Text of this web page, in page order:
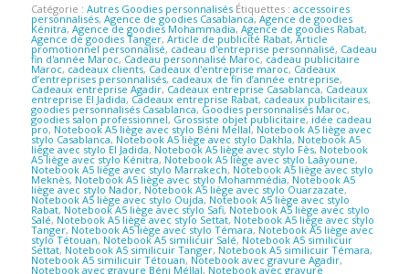
Catégorie : Autres Goodies personnalisés Étiquettes : accessoires
personnalisés, Agence de goodies Casablanca, Agence de goodies
Kénitra, Agence de goodies Mohammadia, Agence de goodies Rabat,
Agence de goodies Tanger, Article de publicité Rabat, Article
promotionnel personnalisé, cadeau d'entreprise personnalisé, Cadeau
fin d'année Maroc, Cadeau personnalisé Maroc, cadeau publicitaire
Maroc, cadeaux clients, Cadeaux d'entreprise maroc, Cadeaux
d’entreprises personnalisés, cadeaux de fin d’année entreprise,
Cadeaux entreprise Agadir, Cadeaux entreprise Casablanca, Cadeaux
entreprise El Jadida, Cadeaux entreprise Rabat, cadeaux publicitaires,
goodies personnalisés Casablanca, Goodies personnalisés Maroc,
goodies salon professionnel, Grossiste objet publicitaire, idée cadeau
pro, Notebook A5 liège avec stylo Béni Mellal, Notebook A5 liège avec
stylo Casablanca, Notebook A5 liège avec stylo Dakhla, Notebook A5
liège avec stylo El Jadida, Notebook A5 liège avec stylo Fès, Notebook
A5 liège avec stylo Kénitra, Notebook A5 liège avec stylo Laâyoune,
Notebook A5 liège avec stylo Marrakech, Notebook A5 liège avec stylo
Meknès, Notebook A5 liège avec stylo Mohammédia, Notebook A5
liège avec stylo Nador, Notebook A5 liège avec stylo Ouarzazate,
Notebook A5 liège avec stylo Oujda, Notebook A5 liège avec stylo
Rabat, Notebook A5 liège avec stylo Safi, Notebook A5 liège avec stylo
Salé, Notebook A5 liège avec stylo Settat, Notebook A5 liège avec stylo
Tanger, Notebook A5 liège avec stylo Témara, Notebook A5 liège avec
stylo Tétouan, Notebook A5 similicuir Salé, Notebook A5 similicuir
Settat, Notebook A5 similicuir Tanger, Notebook A5 similicuir Témara,
Notebook A5 similicuir Tétouan, Notebook avec gravure Agadir,
Notebook avec gravure Béni Méllal, Notebook avec gravure